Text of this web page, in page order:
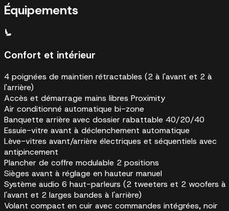
Équipements
Confort et intérieur
4 poignées de maintien rétractables (2 à l'avant et 2 à
l'arrière)
Accès et démarrage mains libres Proximity
Air conditionné automatique bi-zone
Banquette arrière avec dossier rabattable 40/20/40
Essuie-vitre avant à déclenchement automatique
Lève-vitres avant/arrière électriques et séquentiels avec
antipincement
Plancher de coffre modulable 2 positions
Sièges avant à réglage en hauteur manuel
Système audio 6 haut-parleurs (2 tweeters et 2 woofers à
l'avant et 2 larges bandes à l'arrière)
Volant compact en cuir avec commandes intégrées, noir